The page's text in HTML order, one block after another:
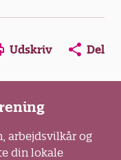
in a new window
Opens in a new
Opens in
Udskriv Del
arbejdsvilkår og
din lokale